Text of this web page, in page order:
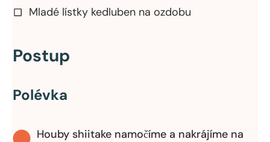
Mladé lístky kedluben na ozdobu
Postup
Polévka
Houby shiitake namočíme a nakrájíme na